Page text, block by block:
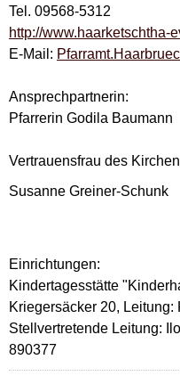
Tel. 09568-5312
http://www.haarketschtha-
E-Mail:
Ansprechpartnerin:
Pfarrerin Godila Baumann
Vertrauensfrau des
Susanne Greiner-Schunk
Einrichtungen:
Kindertagesstätte
Kriegersäcker 20, Leitung:
Stellvertretende Leitung:
890377